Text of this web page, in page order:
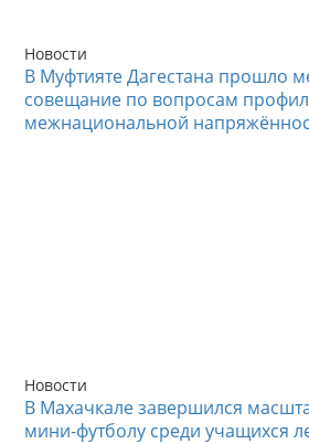
Новости
В Муфтияте Дагестана прошло
совещание по вопросам
межнациональной
Новости
В Махачкале завершился
мини-футболу среди учащихся